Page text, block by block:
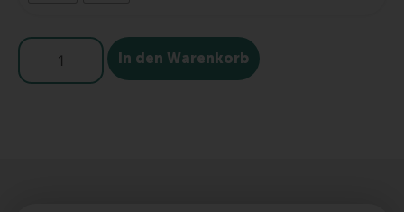
In den Warenkorb